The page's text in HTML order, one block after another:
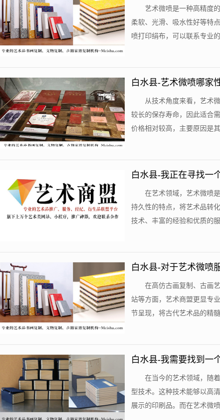
艺术微喷是一种高精度
柔软、光滑、吸水性好等特
喷打印绢布，可以联系专业
白水县-艺术微喷哪家
从技术角度来看，艺术
较长的保存寿命，因此适合
价格相对较高，主要原因是
白水县-我正在寻找一
在艺术领域，艺术微喷
持久性的特点，将艺术品转
技术、丰富的经验和优质的
白水县-对于艺术微喷
在高仿古画复制、古画
站等方面，艺术商盟更显专
节呈现，将古代艺术品的精
白水县-我需要找到一
在当今的艺术领域，随
型技术。这种技术能够以高
展示的印刷品。而在艺术微